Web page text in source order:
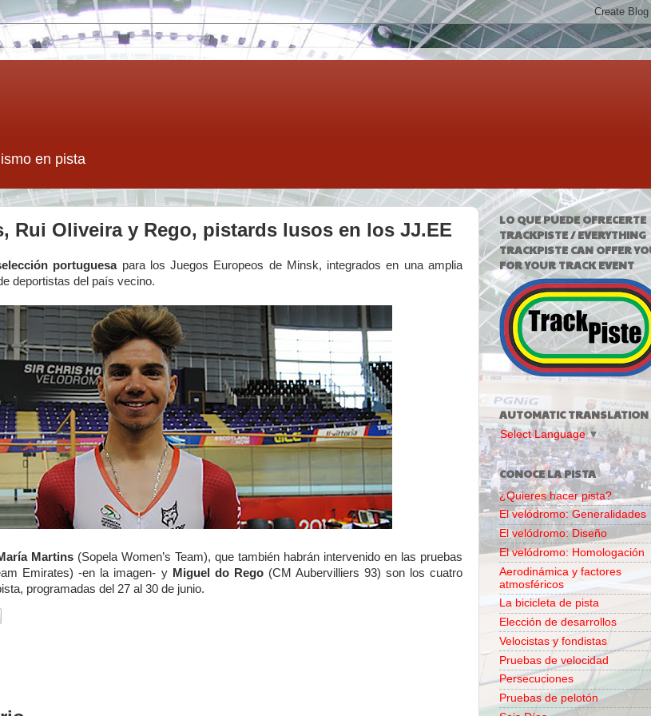
en pista
Rui Oliveira y Rego, pistards lusos en los JJ.EE
portuguesapara los Juegos Europeos de Minsk, integrados en una amplia
deportistas del país vecino.
Martins (Sopela Women’s Team), que también habrán intervenido en las pruebas
Emirates) -en la imagen- y Miguel do Rego(CM Aubervilliers 93) son los cuatro
programadas del 27 al 30 de junio.
LO QUE PUEDE OFRECERTE
TRACKPISTE / EVERYTHING
TRACKPISTE CAN OFFER
FOR YOUR TRACK EVENT
AUTOMATIC TRANSLATION
Select Language ▼
CONOCE LA PISTA
¿Quieres hacer pista?
El velódromo: Generalidades
El velódromo: Diseño
El velódromo: Homologación
Aerodinámica y factores
atmosféricos
La bicicleta de pista
Elección de desarrollos
Velocistas y fondistas
Pruebas de velocidad
Persecuciones
Pruebas de pelotón